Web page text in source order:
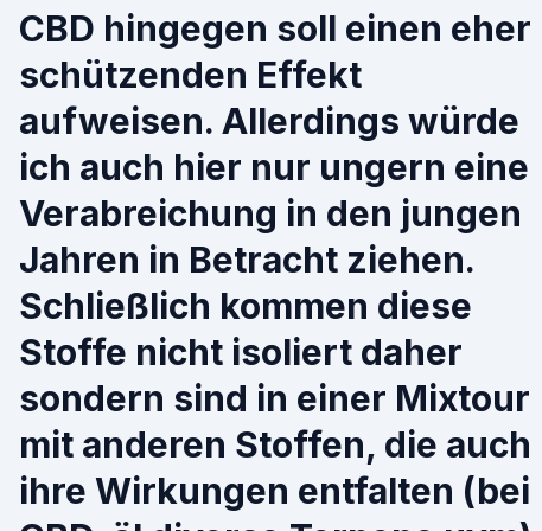
CBD hingegen soll einen eher
schützenden Effekt
aufweisen. Allerdings würde
ich auch hier nur ungern eine
Verabreichung in den jungen
Jahren in Betracht ziehen.
Schließlich kommen diese
Stoffe nicht isoliert daher
sondern sind in einer Mixtour
mit anderen Stoffen, die auch
ihre Wirkungen entfalten (bei